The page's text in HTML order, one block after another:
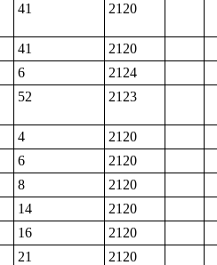
41 2120
41
2120
6
2124
52 2123
4
2120
6
2120
8
2120
14
2120
16
2120
21
2120